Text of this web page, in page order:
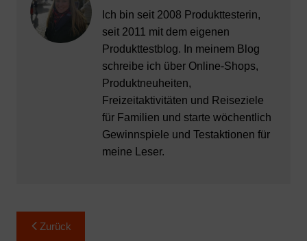
Ich bin seit 2008 Produkttesterin,
seit 2011 mit dem eigenen
Produkttestblog. In meinem Blog
schreibe ich über Online-Shops,
Produktneuheiten,
Freizeitaktivitäten und Reiseziele
für Familien und starte wöchentlich
Gewinnspiele und Testaktionen für
meine Leser.
Beitragsnavigation
Zurück